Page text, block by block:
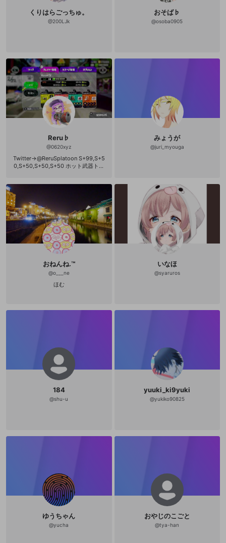
くりはらごっちゅ。
@200LJk
おそば♭
@osoba0905
Reru♭
@0620xyz
Twitter→@ReruSplatoon S+99,S+5
0,S+50,S+50,S+50 ホット武器トッ
みょうが
@juri_myouga
おねんね.™️
@o___ne
ほむ
いなほ
@syaruros
184
@shu-u
yuuki_ki9yuki
@yukiko90825
ゆうちゃん
@yucha
おやじのこごと
@tya-han